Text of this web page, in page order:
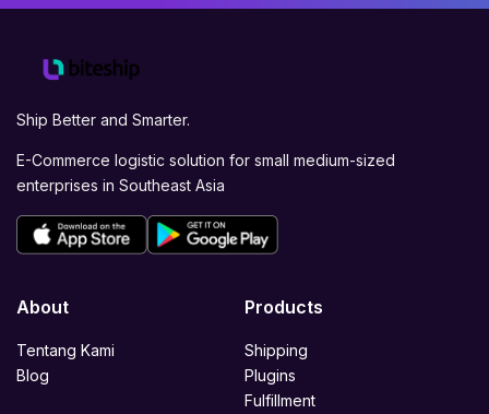
Ship Better and Smarter.
E-Commerce logistic solution for small medium-sized
enterprises in Southeast Asia
About
Tentang Kami
Blog
Products
Shipping
Plugins
Fulfillment